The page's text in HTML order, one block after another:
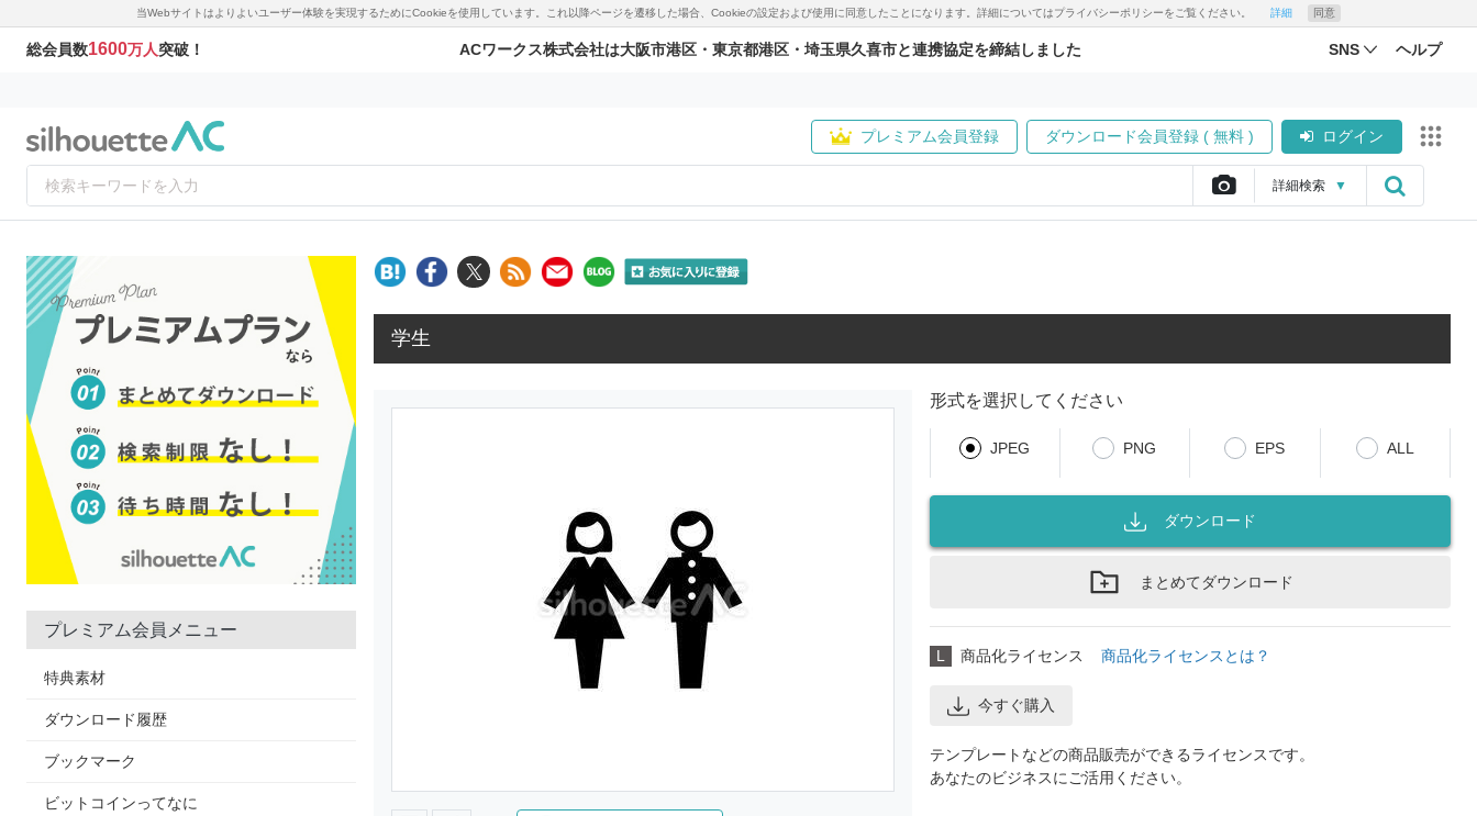
当Webサイトはよりよいユーザー体験を実現するためにCookieを使用しています。これ以降ページを遷移した場合、Cookieの設定および使用に同意したことになります。詳細についてはプライバシーポリシーをご覧ください。 詳細 同意
総会員数1600万人突破！ ACワークス株式会社は大阪市港区・東京都港区・埼玉県久喜市と連携協定を締結しました SNS ヘルプ
プレミアム会員登録 ダウンロード会員登録 ( 無料 ) ログイン
詳細検索 ▼
プレミアム会員メニュー
特典素材
ダウンロード履歴
ブックマーク
ビットコインってなに
学生
形式を選択してください
JPEG PNG EPS ALL
ダウンロード
まとめてダウンロード
L 商品化ライセンス 商品化ライセンスとは？
今すぐ購入
テンプレートなどの商品販売ができるライセンスです。
あなたのビジネスにご活用ください。